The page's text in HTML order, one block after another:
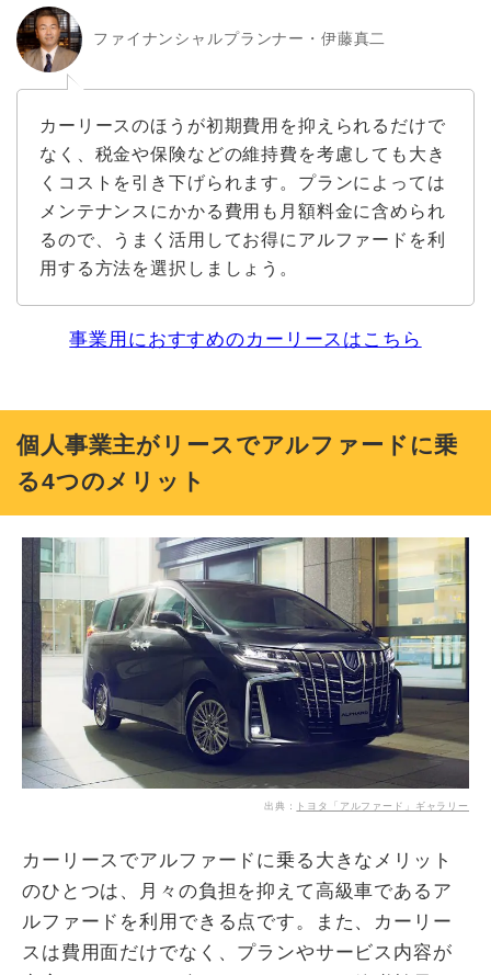
ファイナンシャルプランナー・伊藤真二
カーリースのほうが初期費用を抑えられるだけで
なく、税金や保険などの維持費を考慮しても大き
くコストを引き下げられます。プランによっては
メンテナンスにかかる費用も月額料金に含められ
るので、うまく活用してお得にアルファードを利
用する方法を選択しましょう。
​事業用におすすめのカーリースはこちら
個人事業主がリースでアルファードに乗
る4つのメリット
出典： トヨタ「アルファード」ギャラリー
カーリースでアルファードに乗る大きなメリット
のひとつは、月々の負担を抑えて高級車であるア
ルファードを利用できる点です。また、カーリー
スは費用面だけでなく、プランやサービス内容が